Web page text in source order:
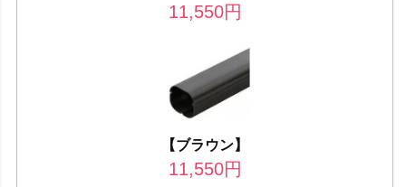
11,550円
【ブラウン】
11,550円